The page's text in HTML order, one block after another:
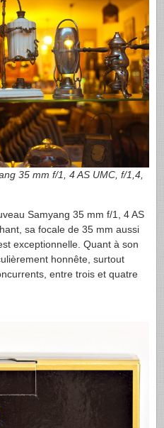
35 mm f/1, 4 AS UMC, f/1,4,
Samyang 35 mm f/1, 4 AS
sa focale de 35 mm aussi
exceptionnelle. Quant à son
honnête, surtout
entre trois et quatre